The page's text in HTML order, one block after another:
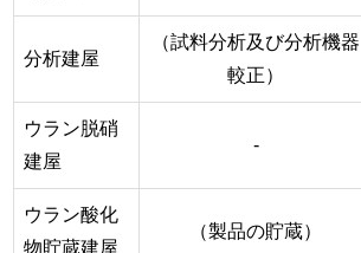
分析建屋
（試料分析及び分析機器
較正）
ウラン脱硝
建屋
-
ウラン酸化
物貯蔵建屋
（製品の貯蔵）